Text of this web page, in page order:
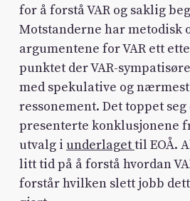
for å forstå VAR og saklig
Motstanderne har metodisk
argumentene for VAR ett
punktet der VAR-
med spekulative og
ressonement. Det toppet seg
presenterte konklusjonene
utvalg i underlagettil EOÅ.
litt tid på å forstå hvordan
forstår hvilken slett jobb